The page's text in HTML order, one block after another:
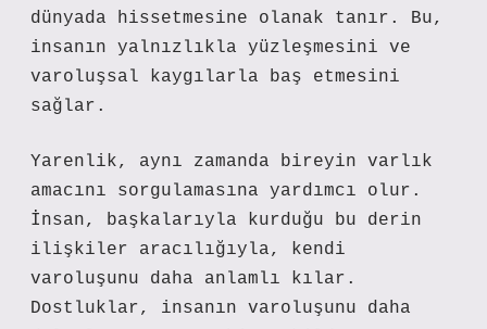
dünyada hissetmesine olanak tanır. Bu,
insanın yalnızlıkla yüzleşmesini ve
varoluşsal kaygılarla baş etmesini
sağlar.
Yarenlik, aynı zamanda bireyin varlık
amacını sorgulamasına yardımcı olur.
İnsan, başkalarıyla kurduğu bu derin
ilişkiler aracılığıyla, kendi
varoluşunu daha anlamlı kılar.
Dostluklar, insanın varoluşunu daha